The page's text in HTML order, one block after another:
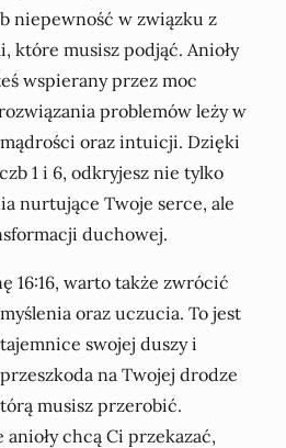
niepewność w związku z
które musisz podjąć. Anioły
wspierany przez moc
problemów leży w
oraz intuicji. Dzięki
1 i 6, odkryjesz nie tylko
nurtujące Twoje serce, ale
duchowej.
16:16, warto także zwrócić
oraz uczucia. To jest
swojej duszy i
na Twojej drodze
musisz przerobić.
chcą Ci przekazać,